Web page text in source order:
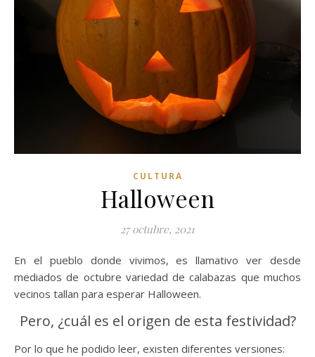
CULTURA
Halloween
27 octubre, 2021
En el pueblo donde vivimos, es llamativo ver desde
mediados de octubre variedad de calabazas que muchos
vecinos tallan para esperar Halloween.
Pero, ¿cuál es el origen de esta festividad?
Por lo que he podido leer, existen diferentes versiones: